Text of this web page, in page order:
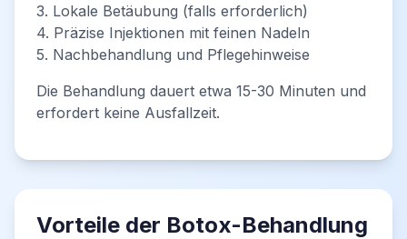
3. Lokale Betäubung (falls erforderlich)
4. Präzise Injektionen mit feinen Nadeln
5. Nachbehandlung und Pflegehinweise
Die Behandlung dauert etwa 15-30 Minuten und
erfordert keine Ausfallzeit.
Vorteile der Botox-Behandlung